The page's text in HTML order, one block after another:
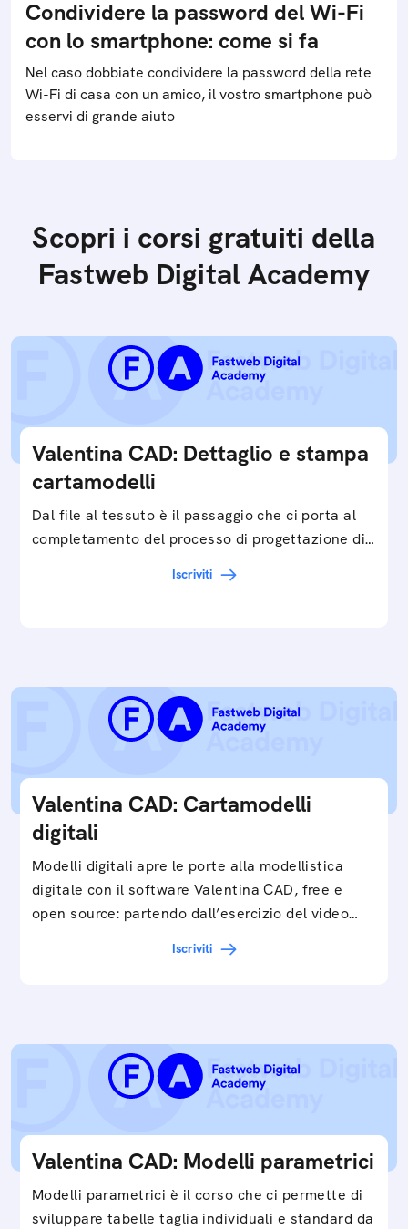
Condividere la password del Wi-Fi
con lo smartphone: come si fa
Nel caso dobbiate condividere la password della rete
Wi-Fi di casa con un amico, il vostro smartphone può
esservi di grande aiuto
Scopri i corsi gratuiti della
Fastweb Digital Academy
Valentina CAD: Dettaglio e stampa
cartamodelli
Dal file al tessuto è il passaggio che ci porta al
completamento del processo di progettazione di
Iscriviti
Valentina CAD: Cartamodelli
digitali
Modelli digitali apre le porte alla modellistica
digitale con il software Valentina CAD, free e
open source: partendo dall’esercizio del video…
Iscriviti
Valentina CAD: Modelli parametrici
Modelli parametrici è il corso che ci permette di
sviluppare tabelle taglia individuali e standard da